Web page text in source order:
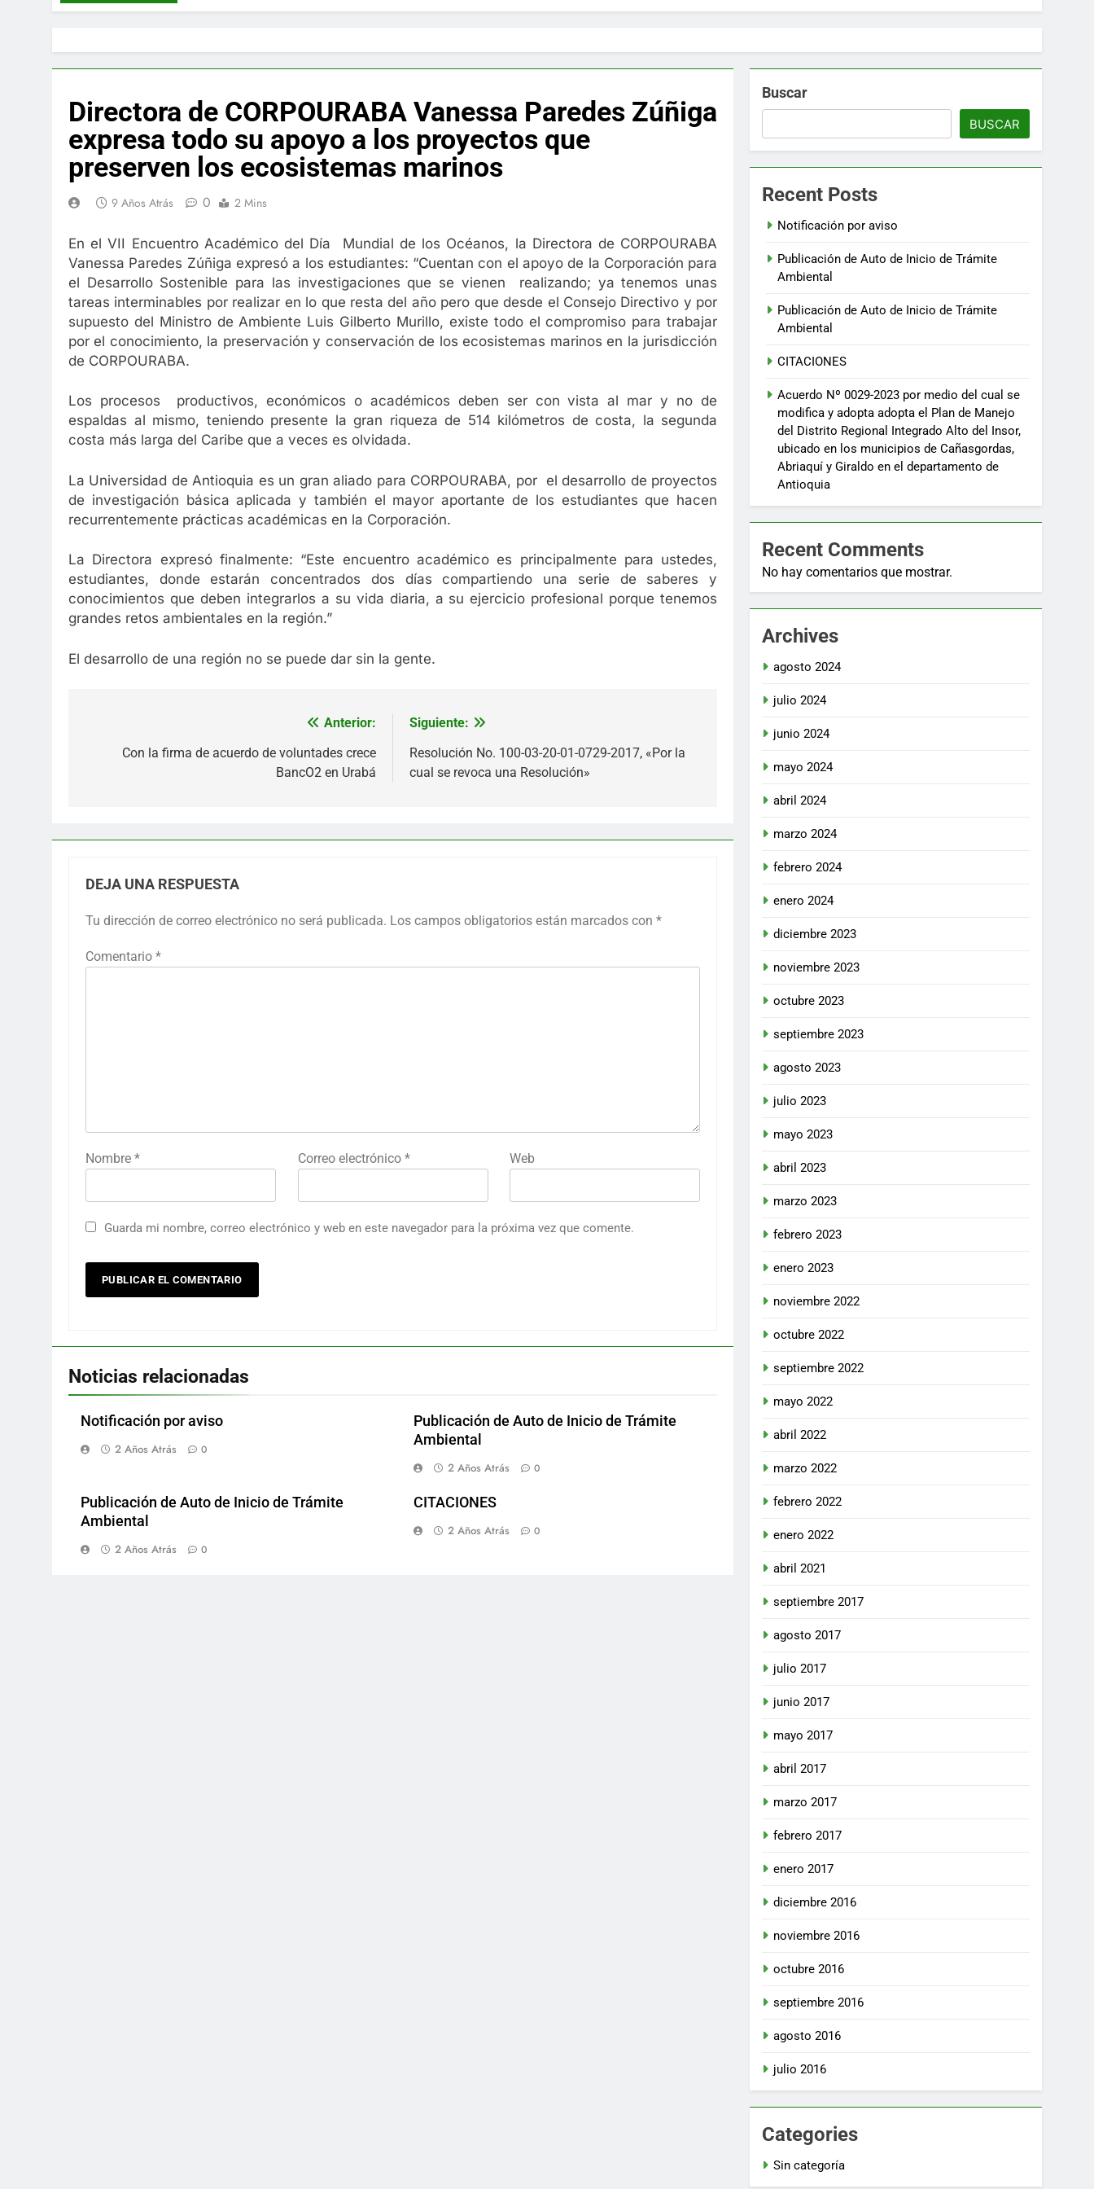
Directora de CORPOURABA Vanessa Paredes Zúñiga
expresa todo su apoyo a los proyectos que
preserven los ecosistemas marinos
9 Años Atrás 0 2 Mins
En el VII Encuentro Académico del Día Mundial de los Océanos, la Directora de CORPOURABA
Vanessa Paredes Zúñiga expresó a los estudiantes: “Cuentan con el apoyo de la Corporación para
el Desarrollo Sostenible para las investigaciones que se vienen realizando; ya tenemos unas
tareas interminables por realizar en lo que resta del año pero que desde el Consejo Directivo y por
supuesto del Ministro de Ambiente Luis Gilberto Murillo, existe todo el compromiso para trabajar
por el conocimiento, la preservación y conservación de los ecosistemas marinos en la jurisdicción
de CORPOURABA.
Los procesos productivos, económicos o académicos deben ser con vista al mar y no de
espaldas al mismo, teniendo presente la gran riqueza de 514 kilómetros de costa, la segunda
costa más larga del Caribe que a veces es olvidada.
La Universidad de Antioquia es un gran aliado para CORPOURABA, por el desarrollo de proyectos
de investigación básica aplicada y también el mayor aportante de los estudiantes que hacen
recurrentemente prácticas académicas en la Corporación.
La Directora expresó finalmente: “Este encuentro académico es principalmente para ustedes,
estudiantes, donde estarán concentrados dos días compartiendo una serie de saberes y
conocimientos que deben integrarlos a su vida diaria, a su ejercicio profesional porque tenemos
grandes retos ambientales en la región.”
El desarrollo de una región no se puede dar sin la gente.
Anterior:
Con la firma de acuerdo de voluntades crece
BancO2 en Urabá
Siguiente:
Resolución No. 100-03-20-01-0729-2017, «Por la
cual se revoca una Resolución»
DEJA UNA RESPUESTA
Tu dirección de correo electrónico no será publicada. Los campos obligatorios están marcados con *
Comentario *
Nombre * Correo electrónico * Web
Guarda mi nombre, correo electrónico y web en este navegador para la próxima vez que comente.
Noticias relacionadas
Notificación por aviso
2 Años Atrás 0
Publicación de Auto de Inicio de Trámite
Ambiental
2 Años Atrás 0
Publicación de Auto de Inicio de Trámite
Ambiental
2 Años Atrás 0
CITACIONES
2 Años Atrás 0
Buscar
BUSCAR
Recent Posts
Notificación por aviso
Publicación de Auto de Inicio de Trámite
Ambiental
Publicación de Auto de Inicio de Trámite
Ambiental
CITACIONES
Acuerdo Nº 0029-2023 por medio del cual se
modifica y adopta adopta el Plan de Manejo
del Distrito Regional Integrado Alto del Insor,
ubicado en los municipios de Cañasgordas,
Abriaquí y Giraldo en el departamento de
Antioquia
Recent Comments
No hay comentarios que mostrar.
Archives
agosto 2024
julio 2024
junio 2024
mayo 2024
abril 2024
marzo 2024
febrero 2024
enero 2024
diciembre 2023
noviembre 2023
octubre 2023
septiembre 2023
agosto 2023
julio 2023
mayo 2023
abril 2023
marzo 2023
febrero 2023
enero 2023
noviembre 2022
octubre 2022
septiembre 2022
mayo 2022
abril 2022
marzo 2022
febrero 2022
enero 2022
abril 2021
septiembre 2017
agosto 2017
julio 2017
junio 2017
mayo 2017
abril 2017
marzo 2017
febrero 2017
enero 2017
diciembre 2016
noviembre 2016
octubre 2016
septiembre 2016
agosto 2016
julio 2016
Categories
Sin categoría